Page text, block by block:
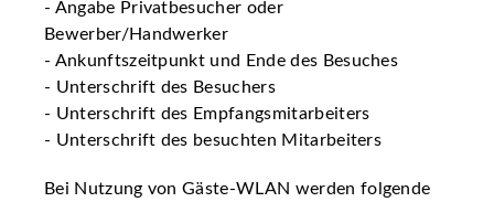
- Angabe Privatbesucher oder
Bewerber/Handwerker
- Ankunftszeitpunkt und Ende des Besuches
- Unterschrift des Besuchers
- Unterschrift des Empfangsmitarbeiters
- Unterschrift des besuchten Mitarbeiters
Bei Nutzung von Gäste-WLAN werden folgende